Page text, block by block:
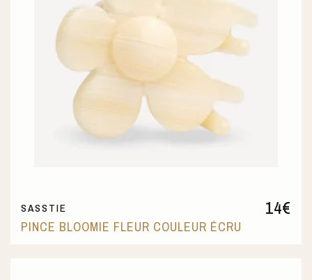
14€
SASSTIE
PINCE BLOOMIE FLEUR COULEUR ÉCRU